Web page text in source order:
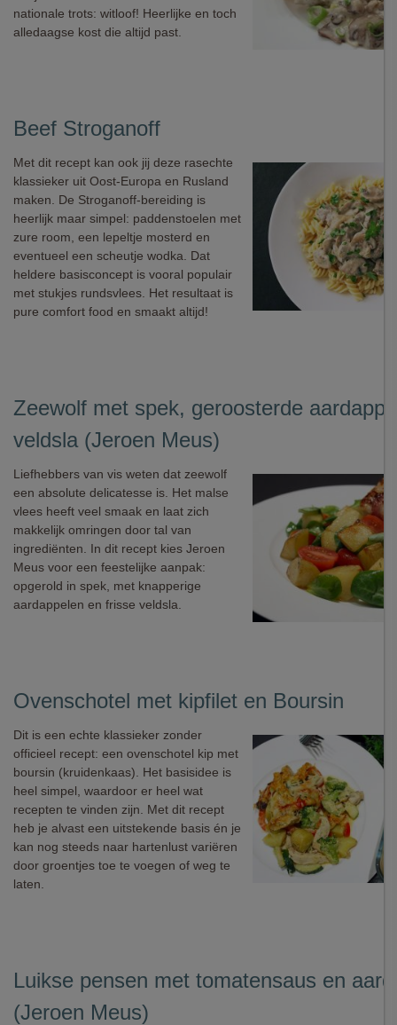
nationale trots: witloof! Heerlijke en toch
alledaagse kost die altijd past.
Beef Stroganoff
Met dit recept kan ook jij deze rasechte
klassieker uit Oost-Europa en Rusland
maken. De Stroganoff-bereiding is
heerlijk maar simpel: paddenstoelen met
zure room, een lepeltje mosterd en
eventueel een scheutje wodka. Dat
heldere basisconcept is vooral populair
met stukjes rundsvlees. Het resultaat is
pure comfort food en smaakt altijd!
Zeewolf met spek, geroosterde
veldsla (Jeroen Meus)
Liefhebbers van vis weten dat zeewolf
een absolute delicatesse is. Het malse
vlees heeft veel smaak en laat zich
makkelijk omringen door tal van
ingrediënten. In dit recept kies Jeroen
Meus voor een feestelijke aanpak:
opgerold in spek, met knapperige
aardappelen en frisse veldsla.
Ovenschotel met kipfilet en Boursin
Dit is een echte klassieker zonder
officieel recept: een ovenschotel kip met
boursin (kruidenkaas). Het basisidee is
heel simpel, waardoor er heel wat
recepten te vinden zijn. Met dit recept
heb je alvast een uitstekende basis én je
kan nog steeds naar hartenlust variëren
door groentjes toe te voegen of weg te
laten.
Luikse pensen met tomatensaus en
(Jeroen Meus)